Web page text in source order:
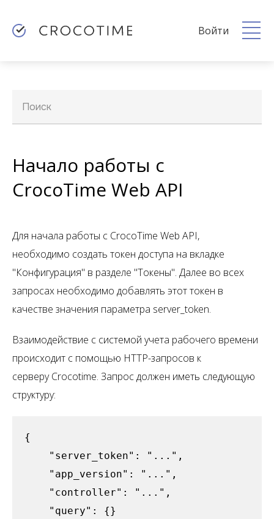
Войти
Поиск
Начало работы с
CrocoTime Web API
Для начала работы с CrocoTime Web API,
необходимо создать токен доступа на вкладке
"Конфигурация" в разделе "Токены". Далее во всех
запросах необходимо добавлять этот токен в
качестве значения параметра server_token.
Взаимодействие с системой учета рабочего времени
происходит с помощью HTTP-запросов к
серверу Crocotime. Запрос должен иметь следующую
структуру:
{
    "server_token": "...",
    "app_version": "...",
    "controller": "...",
    "query": {}